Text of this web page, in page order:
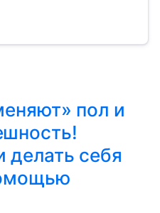
пол и
делать себя